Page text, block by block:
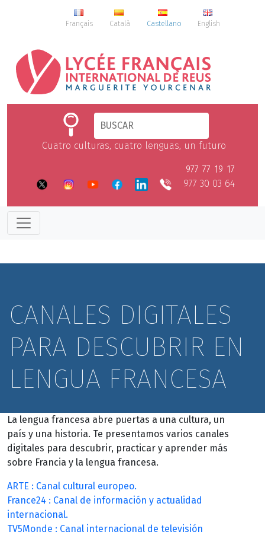
Français Català Castellano English
Cuatro culturas, cuatro lenguas, un futuro
977 77 19 17
977 30 03 64
CANALES DIGITALES
PARA DESCUBRIR EN
LENGUA FRANCESA
La lengua francesa abre puertas a una cultura, un
país y una historia. Te presentamos varios canales
digitales para descubrir, practicar y aprender más
sobre Francia y la lengua francesa.
ARTE : Canal cultural europeo.
France24 : Canal de información y actualidad
internacional.
TV5Monde : Canal internacional de televisión